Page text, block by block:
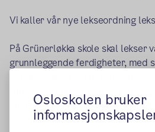
Osloskolen bruker
Vi kaller vår nye lekseordning
På Grünerløkka skole skal
grunnleggende ferdigheter, med
tilpasses trinnet). Lekser kan
eller forberede seg til noe som